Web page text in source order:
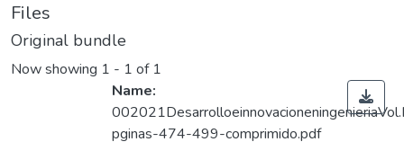
Files
Original bundle
Now showing 1 - 1 of 1
Name:
pginas-474-499-comprimido.pdf